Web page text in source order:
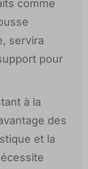
comme
servira
pour
à la
des
et la